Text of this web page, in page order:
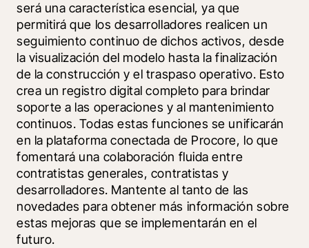
será una característica esencial, ya que
permitirá que los desarrolladores realicen un
seguimiento continuo de dichos activos, desde
la visualización del modelo hasta la finalización
de la construcción y el traspaso operativo. Esto
crea un registro digital completo para brindar
soporte a las operaciones y al mantenimiento
continuos. Todas estas funciones se unificarán
en la plataforma conectada de Procore, lo que
fomentará una colaboración fluida entre
contratistas generales, contratistas y
desarrolladores. Mantente al tanto de las
novedades para obtener más información sobre
estas mejoras que se implementarán en el
futuro.